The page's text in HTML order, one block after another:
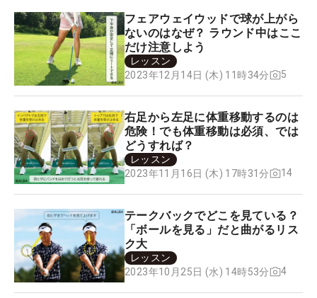
フェアウェイウッドで球が上がら
ないのはなぜ？ ラウンド中はここ
だけ注意しよう
レッスン
2023年12月14日 (木) 11時34分
5
右足から左足に体重移動するのは
危険！でも体重移動は必須、では
どうすれば？
レッスン
2023年11月16日 (木) 17時31分
14
テークバックでどこを見ている？
「ボールを見る」だと曲がるリス
ク大
レッスン
2023年10月25日 (水) 14時53分
4